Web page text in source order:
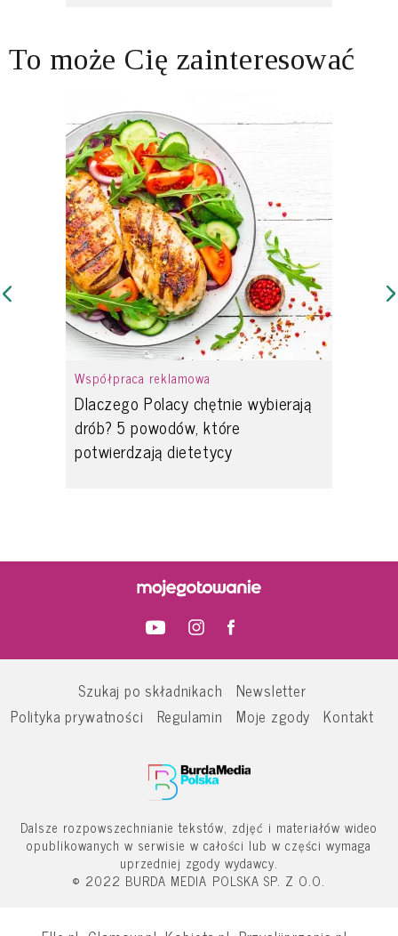
To może Cię zainteresować
Współpraca reklamowa
Dlaczego Polacy chętnie wybierają
drób? 5 powodów, które
potwierdzają dietetycy
Szukaj po składnikach
Newsletter
Polityka prywatności
Regulamin Moje zgody Kontakt
Dalsze rozpowszechnianie tekstów, zdjęć i materiałów wideo
opublikowanych w serwisie w całości lub w części wymaga
uprzedniej zgody wydawcy.
© 2022 BURDA MEDIA POLSKA SP. Z O.O.